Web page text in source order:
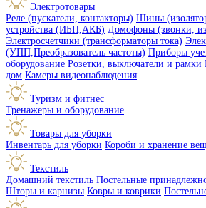
Электротовары
Реле (пускатели, контакторы) Шины
устройства (ИБП,АКБ) Домофоны (звонки,
Электросчетчики (трансформаторы тока)
(УПП,Преобразователь частоты) Приборы
оборудование Розетки, выключатели и рамки
дом Камеры видеонаблюдения
Туризм и фитнес
Тренажеры и оборудование
Товары для уборки
Инвентарь для уборки Короби и хранение
Текстиль
Домашний текстиль Постельные
Шторы и карнизы Ковры и коврики